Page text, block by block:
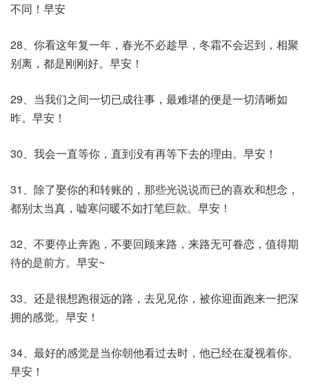
不同！早安
28、你看这年复一年，春光不必趁早，冬霜不会迟到，相聚
别离，都是刚刚好。早安！
29、当我们之间一切已成往事，最难堪的便是一切清晰如
昨。早安！
30、我会一直等你，直到没有再等下去的理由。早安！
31、除了娶你的和转账的，那些光说说而已的喜欢和想念，
都别太当真，嘘寒问暖不如打笔巨款。早安！
32、不要停止奔跑，不要回顾来路，来路无可眷恋，值得期
待的是前方。早安~
33、还是很想跑很远的路，去见见你，被你迎面跑来一把深
拥的感觉。早安！
34、最好的感觉是当你朝他看过去时，他已经在凝视着你。
早安！